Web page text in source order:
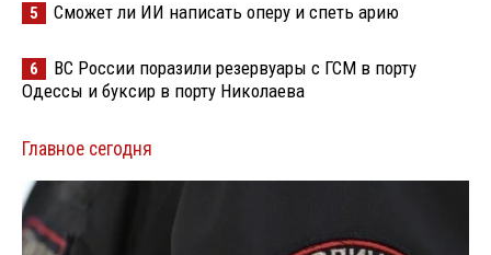
5 Сможет ли ИИ написать оперу и спеть арию
6
ВС России поразили резервуары с ГСМ в порту
Одессы и буксир в порту Николаева
Главное сегодня